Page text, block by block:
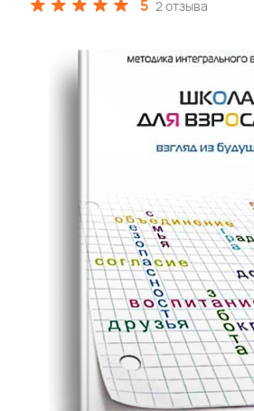
5 2 отзыва